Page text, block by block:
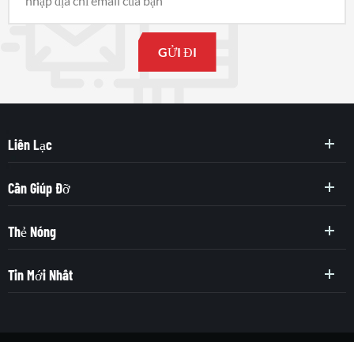
Liên Lạc
Cần Giúp Đỡ
Thẻ Nóng
Tin Mới Nhất